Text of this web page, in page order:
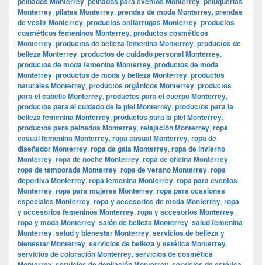
Monterrey, pilates Monterrey, prendas de moda Monterrey, prendas
de vestir Monterrey, productos antiarrugas Monterrey, productos
cosméticos femeninos Monterrey, productos cosméticos
Monterrey, productos de belleza femenina Monterrey, productos de
belleza Monterrey, productos de cuidado personal Monterrey,
productos de moda femenina Monterrey, productos de moda
Monterrey, productos de moda y belleza Monterrey, productos
naturales Monterrey, productos orgánicos Monterrey, productos
para el cabello Monterrey, productos para el cuerpo Monterrey,
productos para el cuidado de la piel Monterrey, productos para la
belleza femenina Monterrey, productos para la piel Monterrey,
productos para peinados Monterrey, relajación Monterrey, ropa
casual femenina Monterrey, ropa casual Monterrey, ropa de
diseñador Monterrey, ropa de gala Monterrey, ropa de invierno
Monterrey, ropa de noche Monterrey, ropa de oficina Monterrey,
ropa de temporada Monterrey, ropa de verano Monterrey, ropa
deportiva Monterrey, ropa femenina Monterrey, ropa para eventos
Monterrey, ropa para mujeres Monterrey, ropa para ocasiones
especiales Monterrey, ropa y accesorios de moda Monterrey, ropa
y accesorios femeninos Monterrey, ropa y accesorios Monterrey,
ropa y moda Monterrey, salón de belleza Monterrey, salud femenina
Monterrey, salud y bienestar Monterrey, servicios de belleza y
bienestar Monterrey, servicios de belleza y estética Monterrey,
servicios de coloración Monterrey, servicios de cosmética